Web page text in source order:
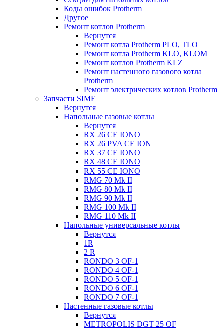
Коды ошибок Protherm
Другое
Ремонт котлов Protherm
Вернутся
Ремонт котла Protherm PLO, TLO
Ремонт котла Protherm KLO, KLOM
Ремонт котлов Protherm KLZ
Ремонт настенного газового котла
Protherm
Ремонт электрических котлов Protherm
Запчасти SIME
Вернутся
Напольные газовые котлы
Вернутся
RX 26 CE IONO
RX 26 PVA CE ION
RX 37 CE IONO
RX 48 CE IONO
RX 55 CE IONO
RMG 70 Mk II
RMG 80 Mk II
RMG 90 Mk II
RMG 100 Mk II
RMG 110 Mk II
Напольные универсальные котлы
Вернутся
1R
2 R
RONDO 3 OF-1
RONDO 4 OF-1
RONDO 5 OF-1
RONDO 6 OF-1
RONDO 7 OF-1
Настенные газовые котлы
Вернутся
METROPOLIS DGT 25 OF